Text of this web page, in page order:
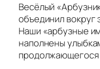
Весёлый
объединил вокруг
Наши «арбузные
наполнены
продолжающегося